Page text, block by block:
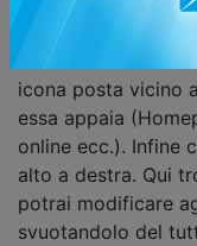
NEL SITO
puoi
Per mettere un
icona posta vicino
essa appaia
online ecc.). Infine
alto a destra. Qui
potrai modificare
svuotandolo del